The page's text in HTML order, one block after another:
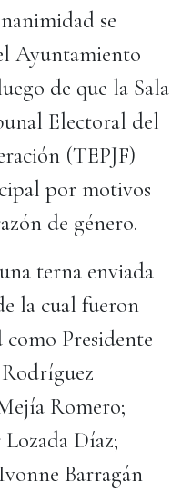
se
Ayuntamiento
de que la Sala
Electoral del
(TEPJF)
por motivos
de género.
terna enviada
la cual fueron
Presidente
Romero;
Díaz;
Barragán